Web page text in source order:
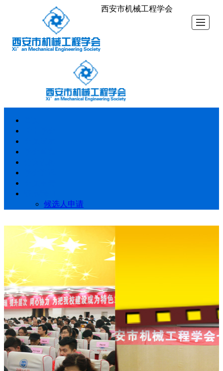
西安市机械工程学会
首页
候选人申请